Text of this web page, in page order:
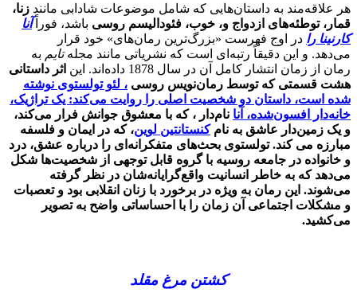
هر علاقه‌مند به داستان‌هایی که شامل موضوعات شادابی مانند زنا،
قمار، توطئه‌های ازدواج و، خوب، فئودالیسم روسی باشد، فوراًآنا
کارنینا را در اوج فهرست «بزرگ‌ترین رمان‌های» خود قرار
می‌دهد. و این دقیقاً رتبه‌ای است که نشریاتی مانند مجلهتایم به
رمان از زمان انتشار کامل آن در سال 1878 داده‌اند. این
اثر داستانی
هشت قسمتی که توسط رمان‌نویس روسی ، لئو تولستوی نوشته
شده است، داستان دو شخصیت اصلی را روایت می‌کند: یک تراژیک،
خانه‌دار افسون‌شده، آنا نام‌دار ، که با معشوق جوانش فرار می‌کند،
و یک زمین‌دار عاشق به نامکنستانتین لوین، که در ایمان و فلسفه
مبارزه می کند. تولستوی بحث‌های متفکرانه‌ای را درباره عشق، درد
و خانواده در جامعه روسیه با گروه قابل توجهی از شخصیت‌ها شکل
می‌دهد که به خاطر انسانیت واقع‌گرایانه‌شان در نظر گرفته
می‌شوند. این رمان به ویژه در برخورد با زنان انقلابی بود و تعصبات
و مشکلات اجتماعی آن زمان را با احساساتی واضح به تصویر
می‌کشید.
کشتن مرغ مقلد